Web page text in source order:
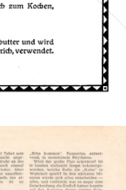
Bild-ID: 46409